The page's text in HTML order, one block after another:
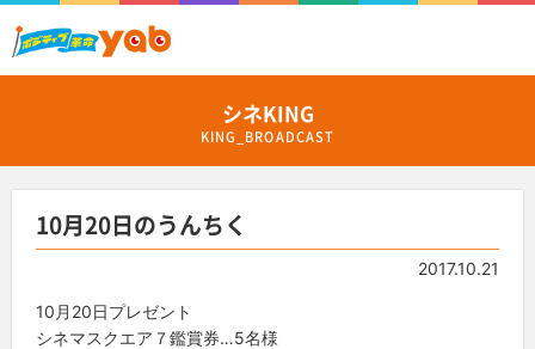
シネKING
KING_BROADCAST
10月20日のうんちく
2017.10.21
10月20日プレゼント
シネマスクエア７鑑賞券…5名様